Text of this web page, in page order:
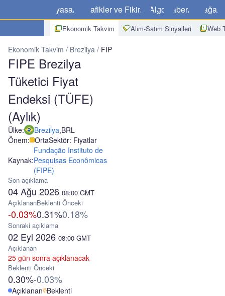
Piyasalar Grafikler ve Fikirler Algo Haberler Mağaza
Ekonomik Takvim Alım-Satım Sinyalleri Web
Ekonomik Takvim Brezilya FIPE Brezilya Tüketici Fiyat Endeksi
FIPE Brezilya
Tüketici Fiyat
Endeksi (TÜFE)
(Aylık)
Ülke: Brezilya,BRL
Önem: OrtaSektör: Fiyatlar
Kaynak:
Fundação Instituto de
Pesquisas Econômicas
(FIPE)
Son açıklama
04 Ağu 2026 08:00 GMT
Açıklanan
-0.03%
Beklenti
0.31%
Önceki
0.18%
Sonraki açıklama
02 Eyl 2026 08:00 GMT
Açıklanan
25 gün sonra açıklanacak
Beklenti
0.30%
Önceki
-0.03%
Açıklanan Beklenti